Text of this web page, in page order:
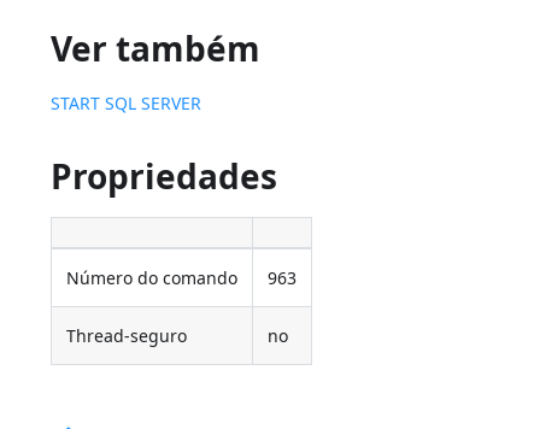
Ver também
START SQL SERVER
Propriedades
Número do comando 963
Thread-seguro no